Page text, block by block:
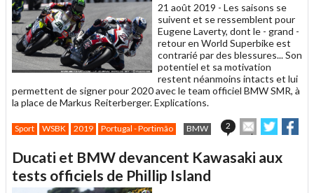
21 août 2019 - Les saisons se
suivent et se ressemblent pour
Eugene Laverty, dont le - grand -
retour en World Superbike est
contrarié par des blessures... Son
potentiel et sa motivation
restent néanmoins intacts et lui
permettent de signer pour 2020 avec le team officiel BMW SMR, à
la place de Markus Reiterberger. Explications.
Sport WSBK 2019 Portugal - Portimão BMW 2
Envoyer
cet
à
sur sur
Ducati et BMW devancent Kawasaki aux
tests officiels de Phillip Island